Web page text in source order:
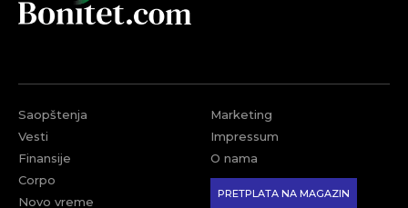
Saopštenja
Vesti
Finansije
Corpo
Novo vreme
Marketing
Impressum
O nama
PRETPLATA NA MAGAZIN